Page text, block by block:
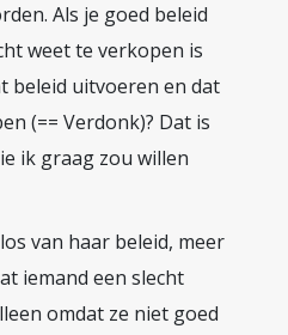
Als je goed beleid
weet te verkopen is
beleid uitvoeren en dat
(== Verdonk)? Dat is
ik graag zou willen
van haar beleid, meer
iemand een slecht
omdat ze niet goed